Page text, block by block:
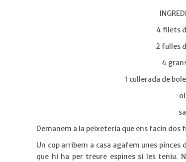
4 filets
2 fulles
4
1 cullerada de
Demanem a la peixeteria que ens facin
Un cop arribem a casa agafem unes pinces
que hi ha per treure espines si les teniu.